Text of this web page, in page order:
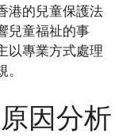
港的兒童保護法
兒童福祉的事
以專業方式處理
因分析